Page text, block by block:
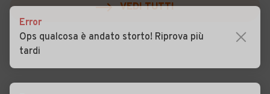
Piove di Sacco
Auto usate Sant'Urbano
Auto usate Santa Giustina in
Auto usate Santa
Margherita d'Adige
Auto usate Saonara
Error
Ops qualcosa è andato storto! Riprova più
tardi